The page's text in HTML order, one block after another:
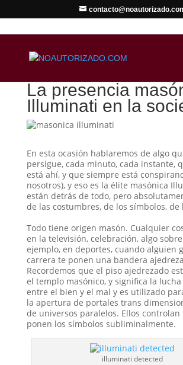
La presencia
Illuminati en la
En esta ocasión hablaremos de algo
persigue, cada minuto, cada instante,
está ahí, y que siempre está
nosotros), y eso es la élite masónica
están detrás de todo, pero
de las costumbres, de los símbolos, de
Todo tiene origen masón. Cualquier
en la televisión, celebración, algo
ejemplo, en deportes, cuando alguien
carrera te ponen una bandera
Recordemos que el piso ajedrezado
el templo masónico, y significa la
entre el bien y el mal y es utilizado
la apertura de portales trans
de universos paralelos. Ellos controlan
ponen los símbolos subliminalmente.
illuminati detected